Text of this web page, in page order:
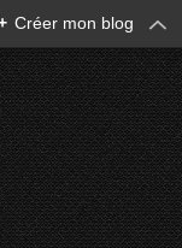
Créer mon blog